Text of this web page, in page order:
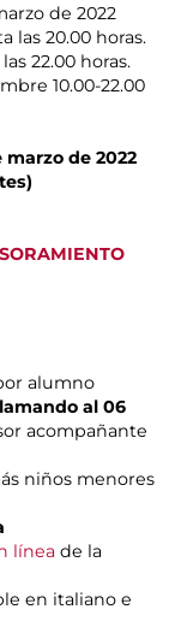
de 2022
las 20.00 horas.
22.00 horas.
10.00-22.00
de 2022
alumno
al 06
acompañante
niños menores
línea de la
en italiano e